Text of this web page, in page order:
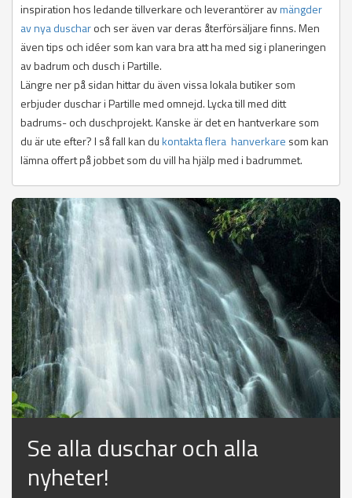
inspiration hos ledande tillverkare och leverantörer avmängder
av nya duscharoch ser även var deras återförsäljare finns. Men
även tips och idéer som kan vara bra att ha med sig i planeringen
av badrum och dusch i Partille.
Längre ner på sidan hittar du även vissa lokala butiker som
erbjuder duschar i Partille med omnejd. Lycka till med ditt
badrums- och duschprojekt. Kanske är det en hantverkare som
du är ute efter? I så fall kan dukontakta flera hanverkare som kan
lämna offert på jobbet som du vill ha hjälp med i badrummet.
Se alla duschar och alla
nyheter!